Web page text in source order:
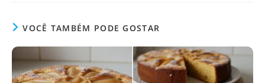
VOCÊ TAMBÉM PODE GOSTAR